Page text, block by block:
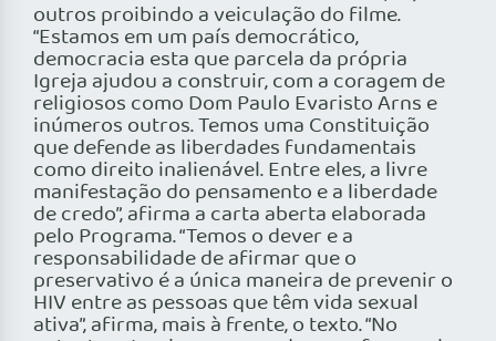
outros proibindo a veiculação do filme.
“Estamos em um país democrático,
democracia esta que parcela da própria
Igreja ajudou a construir, com a coragem de
religiosos como Dom Paulo Evaristo Arns e
inúmeros outros. Temos uma Constituição
que defende as liberdades fundamentais
como direito inalienável. Entre eles, a livre
manifestação do pensamento e a liberdade
de credo”, afirma a carta aberta elaborada
pelo Programa. “Temos o dever e a
responsabilidade de afirmar que o
preservativo é a única maneira de prevenir o
HIV entre as pessoas que têm vida sexual
ativa”, afirma, mais à frente, o texto. “No